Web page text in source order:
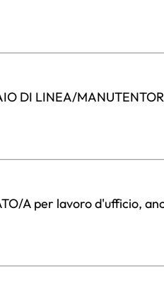
DI LINEA/
A per lavoro d'ufficio,